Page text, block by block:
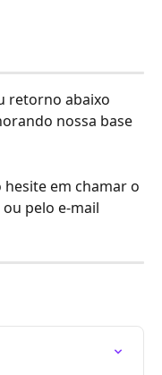
retorno abaixo
nossa base
hesite em chamar o
pelo e-mail